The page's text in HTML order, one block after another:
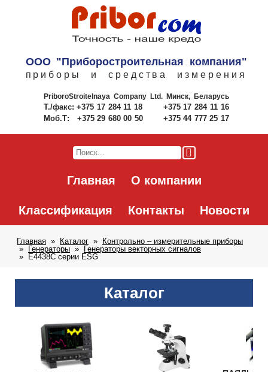
ООО "Приборостроительная компания"
приборы и средства измерения
PriboroStroitelnaya Company Ltd.Минск, Беларусь
Т./факс: +375 17 284 11 18
+375 17 284 11 16
Моб.Т:
+375 29 680 00 50 +375 44 777 25 17
Главная О компании
Классификация Контакты Новости
Главная Каталог
Контрольно – измерительные приборы
Генераторы
Генераторы векторных сигналов
E4438C серии ESG
Каталог